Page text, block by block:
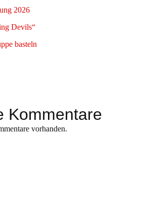
2026
Devils“
basteln
Kommentare
vorhanden.